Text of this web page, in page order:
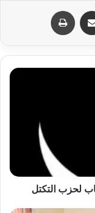
مشاركة عبر البريد
لحزب التكتل